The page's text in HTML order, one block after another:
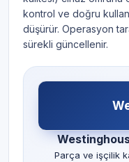
kontrol ve doğru
düşürür. Operasyon
sürekli güncellenir.
Parça ve işçilik